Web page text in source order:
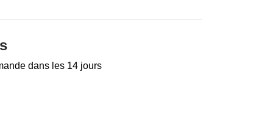
dans les 14 jours